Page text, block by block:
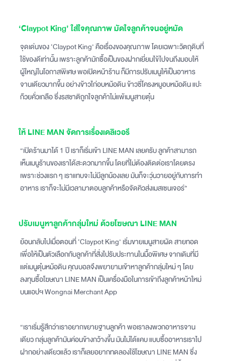
‘Claypot King’ ใส่ใจคุณภาพ มัดใจลูกค้าจนอยู่หมัด
จุดเด่นของ ‘Claypot King’ คือเรื่องของคุณภาพ โดยเฉพาะวัตถุดิบที่
ใช้ของดีเท่านั้น เพราะลูกค้ามักซื้อเป็นของฝากเยี่ยมไข้ไปจนถึงมอบให้
ผู้ใหญ่ในโอกาสพิเศษ พอเปิดหน้าร้าน ก็มีการปรับเมนูให้เป็นอาหาร
จานเดียวมากขึ้น อย่างข้าวไก่อบหม้อดิน ข้าวซี่โครงหมูอบหม้อดิน แปะ
ก๊วยคั่วเกลือ ซึ่งรสชาติถูกใจลูกค้าไม่แพ้เมนูสายตุ๋น
ให้ LINE MAN จัดการเรื่องเดลิเวอรี
“เปิดร้านมาได้ 1 ปี เราก็เริ่มเข้า LINE MAN เลยครับ ลูกค้าสามารถ
เห็นเมนูร้านของเราได้สะดวกมากขึ้น โดยที่ไม่ต้องติดต่อเราโดยตรง
เพราะช่วงแรก ๆ เราแทบจะไม่มีลูกน้องเลย มันก็จะวุ่นวายอยู่กับการทำ
อาหาร เราก็จะไม่มีเวลามาตอบลูกค้าหรือจัดคิวส่งเมสเซนเจอร์”
ปรับเมนูหาลูกค้ากลุ่มใหม่ ด้วยโฆษณา LINE MAN
ย้อนกลับไปเมื่อตอนที่ ‘Claypot King’ เริ่มขายเมนูสายผัด สายทอด
เพื่อให้เป็นตัวเลือกกับลูกค้าที่สั่งไปรับประทานในมื้อพิเศษ จากเดิมที่มี
แต่เมนูตุ๋นหม้อดิน คุณบอลจึงพยายามเข้าหาลูกค้ากลุ่มใหม่ ๆ โดย
ลงทุนซื้อโฆษณา LINE MAN เป็นเครื่องมือในการเข้าถึงลูกค้าหน้าใหม่
บนแอปฯ Wongnai Merchant App
“เราเริ่มรู้สึกว่าเราอยากขยายฐานลูกค้า พอเราลงพวกอาหารจาน
เดียว กลุ่มลูกค้ามันค่อนข้างกว้างขึ้น มันไม่ได้แคบ แบบซื้ออาหารเราไป
ฝากอย่างเดียวแล้ว เราก็เลยอยากทดลองใช้โฆษณา LINE MAN ซึ่ง